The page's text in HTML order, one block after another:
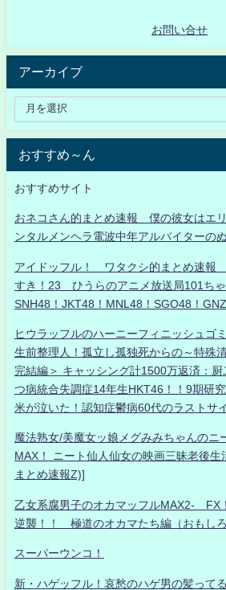
お問い合せ
アーカイブ
おすすめ～ん
おすすめサイト
おネコさん的まとめ速報 僕の彼女はエ
ンタルメンヘラ電波中年アルバイターの
アイドッフル！ ワタクシ的まとめ速報
すき！23 ひうらのアニメ放送局101ち
SNH48！JKT48！MNL48！SGO48！
ヒウラッフルのハーニーフィニッシュゴ
生前整理人！孤立し孤独死からの～特殊
完結編＞ キャッシング計1500万返済：厨
つ病統合失調症14年生HKT46！！9期研
米が泣いた！認知症鬱病60代のラストサ
魔法熟女/美魔女ッ娘メグみみちゃんのニ
MAX！ ニート仙人仙女の映画三昧老後生
まとめ速報Z)]
乙女系腐男子のオカマッフルMAX2- FX
逆襲！！ 極道のオカマたち編（おもしろ
スーパーウンコ！
新・ハゲッフル！哀愁のハゲ男の髪って